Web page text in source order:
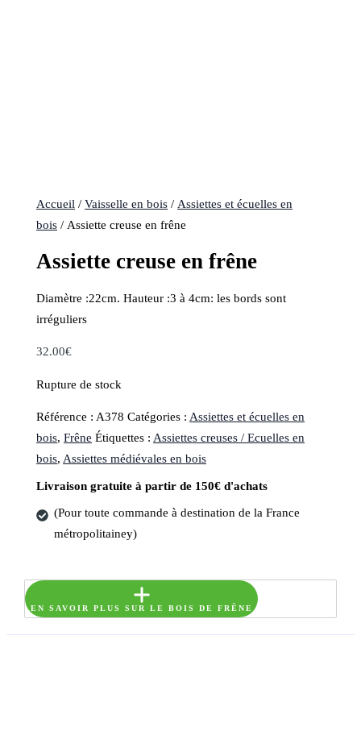
Accueil /Vaisselle en bois /Assiettes et écuelles en
bois / Assiette creuse en frêne
Assiette creuse en frêne
Diamètre :22cm. Hauteur :3 à 4cm: les bords sont
irréguliers
32.00€
Rupture de stock
Référence :A378 Catégories :Assiettes et écuelles en
bois,Frêne Étiquettes :Assiettes creuses / Ecuelles en
bois,Assiettes médiévales en bois
Livraison gratuite à partir de 150€ d'achats
(Pour toute commande à destination de la France
métropolitainey)
EN SAVOIR PLUS SUR LE BOIS DE FRÊNE